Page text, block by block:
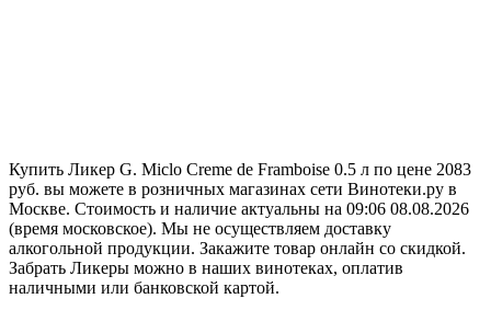
Купить Ликер G. Miclo Creme de Framboise 0.5 л по цене 2083
руб. вы можете в розничных магазинах сети Винотеки.ру в
Москве. Стоимость и наличие актуальны на 09:06 08.08.2026
(время московское). Мы не осуществляем доставку
алкогольной продукции. Закажите товар онлайн со скидкой.
Забрать Ликеры можно в наших винотеках, оплатив
наличными или банковской картой.